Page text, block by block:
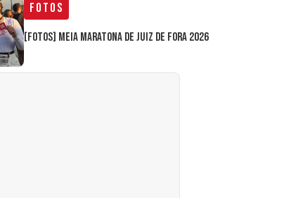
Fotos
[FOTOS] Meia Maratona de Juiz de Fora 2026